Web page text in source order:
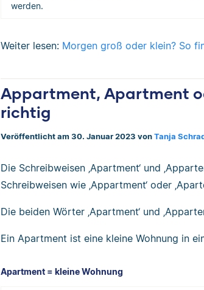
werden.
Weiter lesen: Morgen groß oder klein? So
Appartment, Apartment
richtig
Veröffentlicht am 30. Januar 2023 von Tanja
Die Schreibweisen ‚Apartment‘ und
Schreibweisen wie ‚Appartment‘ oder
Die beiden Wörter ‚Apartment‘ und
Ein Apartment ist eine kleine Wohnung in
Apartment = kleine Wohnung